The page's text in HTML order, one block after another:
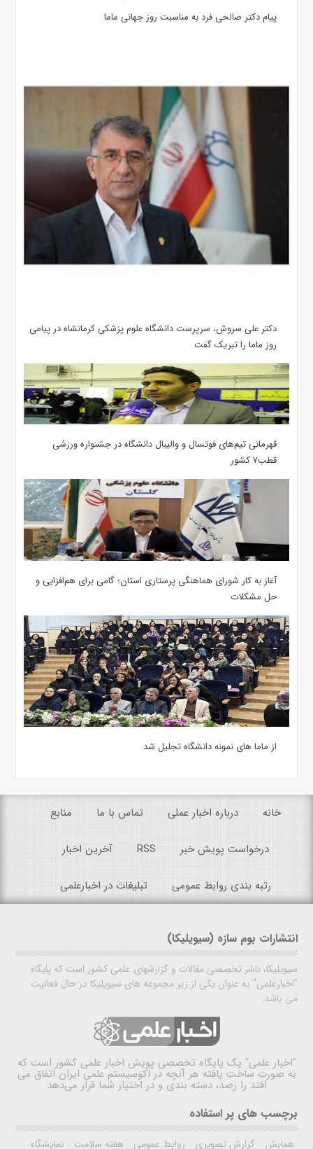
پیام دکتر صالحی فرد به مناسبت روز جهانی ماما
دکتر علی سروش، سرپرست دانشگاه علوم پزشکی کرمانشاه در پیامی
روز ماما را تبریک گفت
قهرمانی تیم‌های فوتسال و والیبال دانشگاه در جشنواره ورزشی
قطب۷ کشور
آغاز به کار شورای هماهنگی پرستاری استان؛ گامی برای هم‌افزایی و
حل مشکلات
از ماما های نمونه دانشگاه تجلیل شد
خانه درباره اخبار عملی تماس با ما منابع
درخواست پویش خبر RSS آخرین اخبار
رتبه بندی روابط عمومی تبلیغات در اخبارعلمی
انتشارات بوم سازه (سیویلیکا)
سیویلیکا، ناشر تخصصی مقالات و گزارشهای علمی کشور است که پایگاه
"اخبارعلمی" به عنوان یکی از زیر مجموعه های سیویلیکا در حال فعالیت
می باشد.
"اخبار علمی" یک پایگاه تخصصی پویش اخبار علمی کشور است که
به صورت ساخت یافته هر آنچه در اکوسیستم علمی ایران اتفاق می
افتد را رصد، دسته بندی و در اختیار شما قرار می‌دهد
برچسب های پر استفاده
همایش گزارش تصویری روابط عمومی هفته سلامت نمایشگاه